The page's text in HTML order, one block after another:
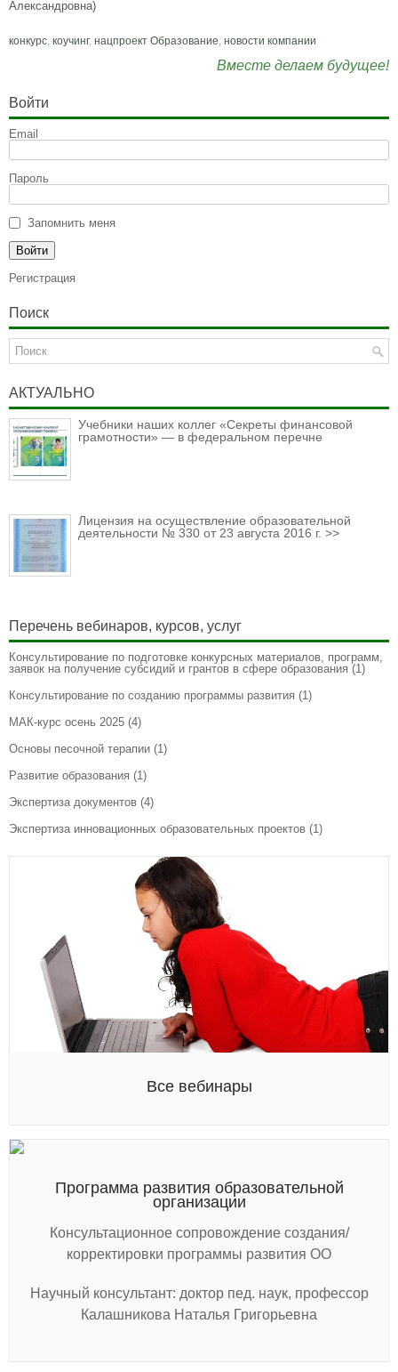
Александровна)
конкурс, коучинг, нацпроект Образование, новости компании
Вместе делаем будущее!
Войти
Email
Пароль
Запомнить меня
Регистрация
Поиск
АКТУАЛЬНО
Учебники наших коллег «Секреты финансовой
грамотности» — в федеральном перечне
Лицензия на осуществление образовательной
деятельности № 330 от 23 августа 2016 г. >>
Перечень вебинаров, курсов, услуг
Консультирование по подготовке конкурсных материалов, программ,
заявок на получение субсидий и грантов в сфере образования (1)
Консультирование по созданию программы развития (1)
МАК-курс осень 2025 (4)
Основы песочной терапии (1)
Развитие образования (1)
Экспертиза документов (4)
Экспертиза инновационных образовательных проектов (1)
Все вебинары
Программа развития образовательной
организации
Консультационное сопровождение создания/
корректировки программы развития ОО
Научный консультант: доктор пед. наук, профессор
Калашникова Наталья Григорьевна